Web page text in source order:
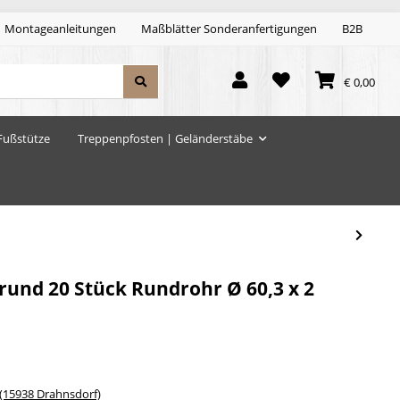
Montageanleitungen Maßblätter Sonderanfertigungen B2B
€ 0,00
Treppenpfosten | Geländerstäbe
20 Stück Rundrohr Ø 60,3 x 2
Drahnsdorf)